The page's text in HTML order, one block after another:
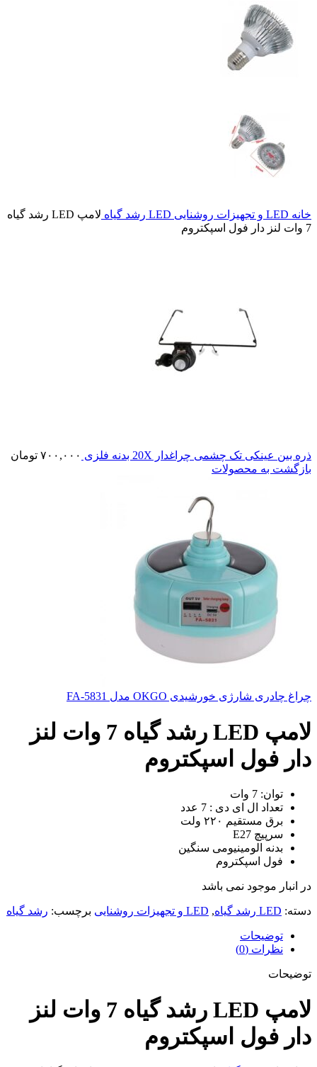
خانه LED و تجهیزات روشنایی LED رشد گیاه
لامپ LED رشد گیاه
7 وات لنز دار فول اسپکتروم
ذره بین عینکی تک چشمی چراغدار 20X بدنه فلزی ۷۰۰,۰۰۰ تومان
بازگشت به محصولات
چراغ چادری شارژی خورشیدی OKGO مدل FA-5831
لامپ LED رشد گیاه 7 وات لنز
دار فول اسپکتروم
توان: 7 وات
تعداد ال ای دی : 7 عدد
برق مستقیم ۲۲۰ ولت
سرپیچ E27
بدنه الومینیومی سنگین
فول اسپکتروم
در انبار موجود نمی باشد
دسته: LED رشد گیاه , LED و تجهیزات روشنایی برچسب: رشد گیاه
توضیحات
نظرات (0)
توضیحات
لامپ LED رشد گیاه 7 وات لنز
دار فول اسپکتروم